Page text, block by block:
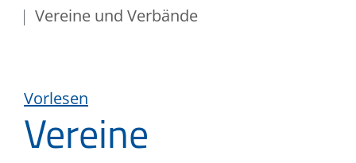
Vereine und Verbände
Vorlesen
Vereine